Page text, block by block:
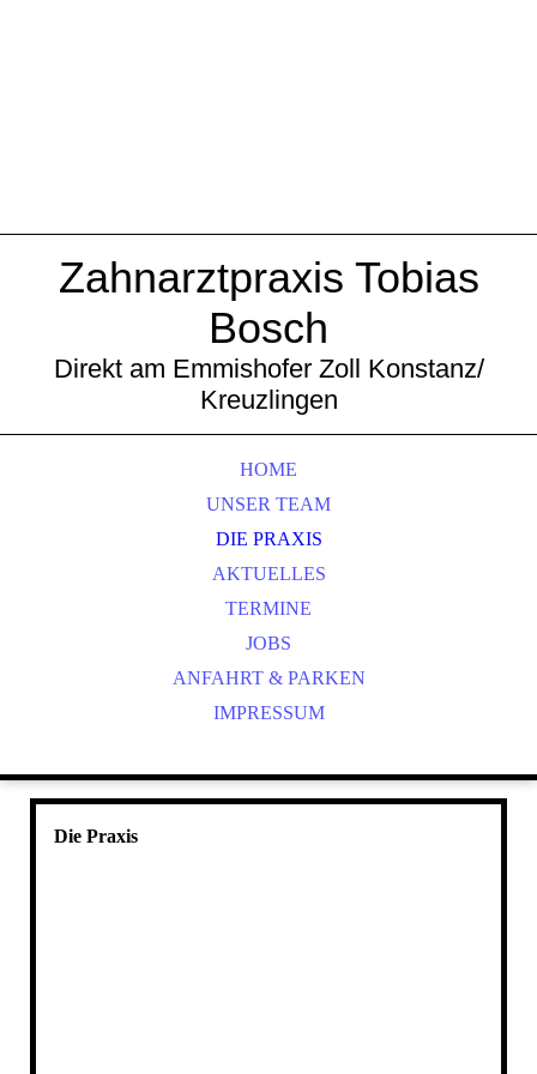
Zahnarztpraxis Tobias
Bosch
Direkt am Emmishofer Zoll Konstanz/
Kreuzlingen
HOME
UNSER TEAM
DIE PRAXIS
AKTUELLES
TERMINE
JOBS
ANFAHRT & PARKEN
IMPRESSUM
Die Praxis